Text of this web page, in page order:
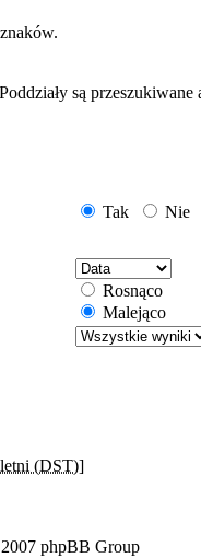
są
Tak Nie
Rosnąco
Malejąco
(DST)]
phpBB Group